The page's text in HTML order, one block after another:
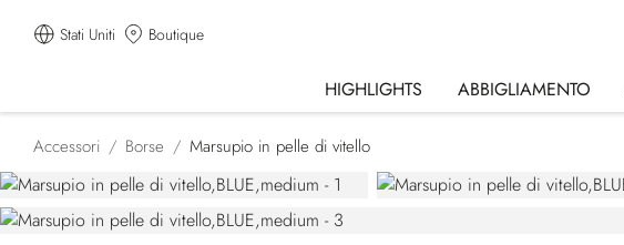
Stati Uniti Boutique
HIGHLIGHTS ABBIGLIAMENTO
Accessori Borse Marsupio in pelle di vitello